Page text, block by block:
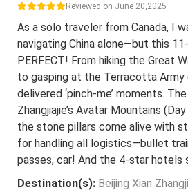
Reviewed on June 20,2025
As a solo traveler from Canada, I
navigating China alone—but this
PERFECT! From hiking the Great
to gasping at the Terracotta Army
delivered ‘pinch-me’ moments.
Zhangjiajie’s Avatar Mountains
the stone pillars come alive with
for handling all logistics—bullet
passes, car! And the 4-star hotels
Destination(s): Beijing Xian